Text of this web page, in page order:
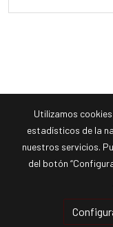
Utilizamos
estadísticos de la
nuestros servicios.
del botón